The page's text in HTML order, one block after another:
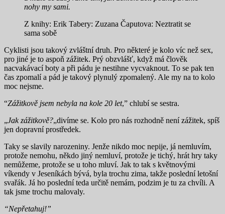
nohy my sami.
Z knihy: Erik Tabery: Zuzana Čaputova: Neztratit se
sama sobě
Cyklisti jsou takový zvláštní druh. Pro některé je kolo víc než sex,
pro jiné je to aspoň zážitek. Prý obzvlášť, když má člověk
nacvakávací boty a při pádu je nestihne vycvaknout. To se pak ten
čas zpomalí a pád je takový plynulý zpomalený. Ale my na to kolo
moc nejsme.
“Zážitkově jsem nebyla na kole 20 let,” chlubí se sestra.
„Jak zážitkově?„divíme se. Kolo pro nás rozhodně není zážitek, spíš
jen dopravní prostředek.
Taky se slavily narozeniny. Jenže nikdo moc nepije, já nemluvím,
protože nemohu, někdo jiný nemluví, protože je tichý, hrát hry taky
nemůžeme, protože se u toho mluví. Jak to tak s květnovými
víkendy v Jeseníkách bývá, byla trochu zima, takže poslední letošní
svařák. Já ho poslední teda určitě nemám, podzim je tu za chvíli. A
tak jsme trochu malovaly.
“Nepřetahuj!”